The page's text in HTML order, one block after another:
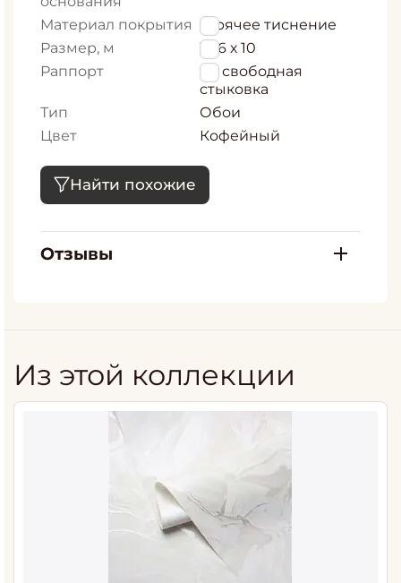
Материал покрытия Горячее тиснение
Размер, м
1,06 х 10
Раппорт
64 свободная
стыковка
Тип
Обои
Цвет
Кофейный
Найти похожие
Отзывы
Из этой коллекции